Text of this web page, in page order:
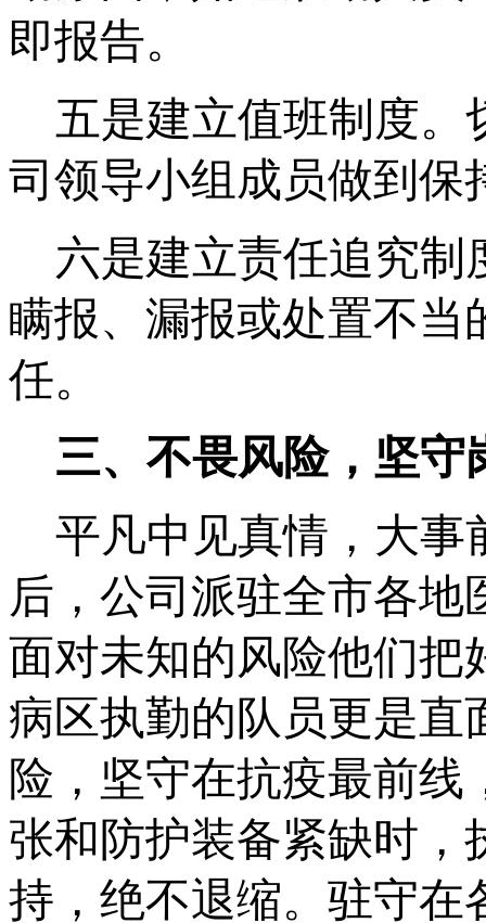
即报告。
五是建立值班制度。
司领导小组成员做到保
六是建立责任追究制
瞒报、漏报或处置不当
任。
三、不畏风险，坚守
平凡中见真情，大事
后，公司派驻全市各
面对未知的风险他们把
病区执勤的队员更是直
险，坚守在抗疫最前
张和防护装备紧缺时，
持，绝不退缩。驻守在